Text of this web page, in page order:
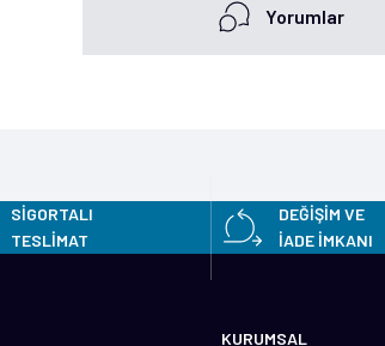
Yorumlar
SİGORTALI
TESLİMAT
DEĞİŞİM VE
İADE İMKANI
KURUMSAL